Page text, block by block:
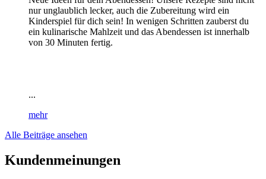
nur unglaublich lecker, auch die Zubereitung wird ein
Kinderspiel für dich sein! In wenigen Schritten zauberst du
ein kulinarische Mahlzeit und das Abendessen ist innerhalb
von 30 Minuten fertig.
...
mehr
Alle Beiträge ansehen
Kundenmeinungen